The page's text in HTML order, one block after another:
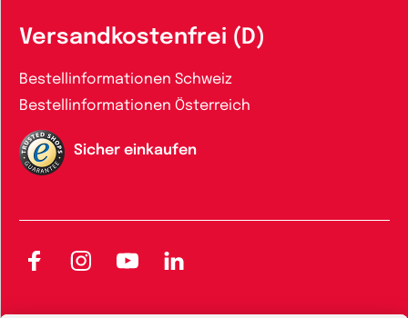
Versandkostenfrei (D)
Bestellinformationen Schweiz
Bestellinformationen Österreich
Sicher einkaufen
FacebookInstagramYouTubeLinkedIn